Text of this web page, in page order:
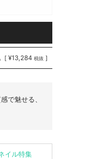
[ ¥13,284 税抜 ]
で魅せる、
イル特集